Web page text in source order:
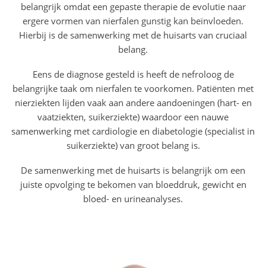
belangrijk omdat een gepaste therapie de evolutie naar
ergere vormen van nierfalen gunstig kan beïnvloeden.
Hierbij is de samenwerking met de huisarts van cruciaal
belang.
Eens de diagnose gesteld is heeft de nefroloog de
belangrijke taak om nierfalen te voorkomen. Patiënten met
nierziekten lijden vaak aan andere aandoeningen (hart- en
vaatziekten, suikerziekte) waardoor een nauwe
samenwerking met cardiologie en diabetologie (specialist in
suikerziekte) van groot belang is.
De samenwerking met de huisarts is belangrijk om een
juiste opvolging te bekomen van bloeddruk, gewicht en
bloed- en urineanalyses.